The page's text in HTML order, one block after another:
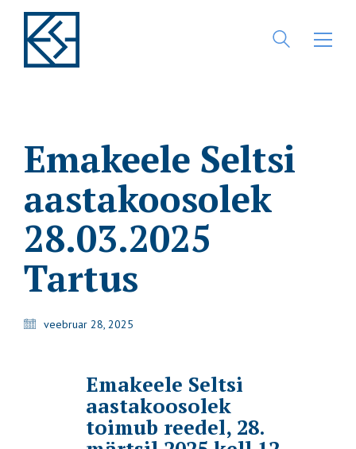
Emakeele Seltsi
aastakoosolek
28.03.2025
Tartus
veebruar 28, 2025
Emakeele Seltsi
aastakoosolek
toimub reedel, 28.